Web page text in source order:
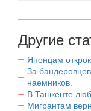
Другие
Японцам
За
наемников.
В Ташкенте
Мигрантам